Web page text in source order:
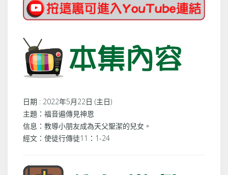
日期 : 2022年5月22日 (主日)
主題：福音遍傳見神恩
信息：教導小朋友成為天父聖潔的兒女。
經文：使徒行傳徒11：1-24